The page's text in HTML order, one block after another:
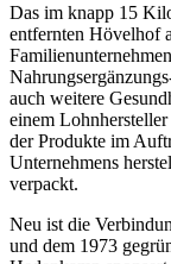
Das im knapp 15
entfernten Hövelhof
auch weitere
einem
der Produkte im
Unternehmens
verpackt.
Neu ist die
und dem 1973